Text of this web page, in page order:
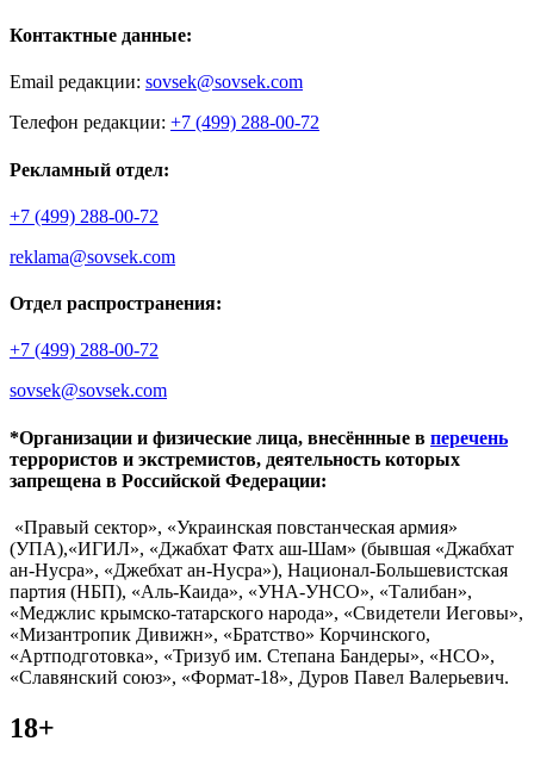
Контактные данные:
Email редакции: sovsek@sovsek.com
Телефон редакции: +7 (499) 288-00-72
Рекламный отдел:
+7 (499) 288-00-72
reklama@sovsek.com
Отдел распространения:
+7 (499) 288-00-72
sovsek@sovsek.com
*Организации и физические лица, внесённные в перечень
террористов и экстремистов, деятельность которых
запрещена в Российской Федерации:
«Правый сектор», «Украинская повстанческая армия»
(УПА),«ИГИЛ», «Джабхат Фатх аш-Шам» (бывшая «Джабхат
ан-Нусра», «Джебхат ан-Нусра»), Национал-Большевистская
партия (НБП), «Аль-Каида», «УНА-УНСО», «Талибан»,
«Меджлис крымско-татарского народа», «Свидетели Иеговы»,
«Мизантропик Дивижн», «Братство» Корчинского,
«Артподготовка», «Тризуб им. Степана Бандеры», «НСО»,
«Славянский союз», «Формат-18», Дуров Павел Валерьевич.
18+